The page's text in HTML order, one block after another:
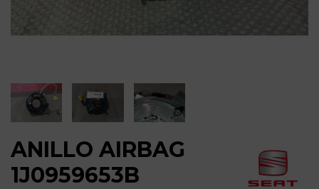
ANILLO AIRBAG
1J0959653B